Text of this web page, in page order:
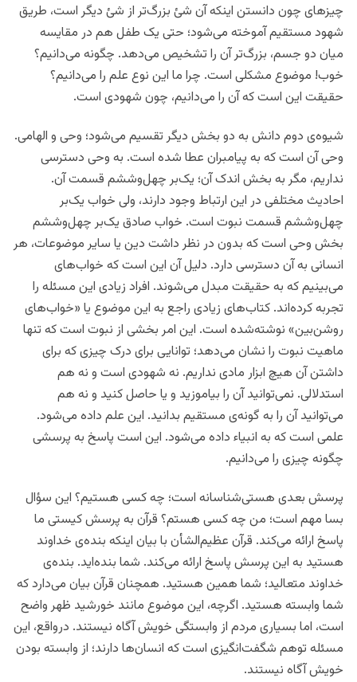
چیزهای چون دانستن اینکه آن شئ بزرگ‌تر از شئ دیگر است، طریق
شهود مستقیم آموخته می‌شود؛ حتی یک طفل هم در مقایسه
میان دو جسم، بزرگ‌تر آن را تشخیص می‌دهد. چگونه می‌دانیم؟
خوب! موضوع مشکلی است. چرا ما این نوع علم را می‌دانیم؟
حقیقت این است که آن را می‌دانیم، چون شهودی است.
شیوه‌ی دوم دانش به دو بخش دیگر تقسیم می‌شود؛ وحی و الهامی.
وحی آن است که به پیامبران عطا شده است. به وحی دسترسی
نداریم، مگر به بخش اندک آن؛ یک‌بر چهل‌وششم قسمت آن.
احادیث مختلفی در این ارتباط وجود دارند، ولی خواب یک‌بر
چهل‌وششم قسمت نبوت است. خواب صادق یک‌بر چهل‌وششم
بخش وحی است که بدون در نظر داشت دین یا سایر موضوعات، هر
انسانی به آن دسترسی دارد. دلیل آن این است که خواب‌های
می‌بینیم که به حقیقت مبدل می‌شوند. افراد زیادی این مسئله را
تجربه کرده‌اند. کتاب‌های زیادی راجع به این موضوع یا «خواب‌های
روشن‌بین» نوشته‌شده است. این امر بخشی از نبوت است که تنها
ماهیت نبوت را نشان می‌دهد؛ توانایی برای درک چیزی که برای
داشتن آن هیچ ابزار مادی نداریم. نه شهودی است و نه هم
استدلالی. نمی‌توانید آن را بیاموزید و یا حاصل کنید و نه هم
می‌توانید آن را به گونه‌ی مستقیم بدانید. این علم داده می‌شود.
علمی است که به انبیاء داده می‌شود. این است پاسخ به پرسشی
چگونه چیزی را می‌دانیم.
پرسش بعدی هستی‌شناسانه است؛ چه کسی هستیم؟ این سؤال
بسا مهم است؛ من چه کسی هستم؟ قرآن به پرسش کیستی ما
پاسخ ارائه می‌کند. قرآن عظیم‌الشأن با بیان اینکه بنده‌ی خداوند
هستید به این پرسش پاسخ ارائه می‌کند. شما بنده‌اید. بنده‌ی
خداوند متعالید؛ شما همین هستید. همچنان قرآن بیان می‌دارد که
شما وابسته هستید. اگرچه، این موضوع مانند خورشید ظهر واضح
است، اما بسیاری مردم از وابستگی خویش آگاه نیستند. درواقع، این‌
مسئله توهم شگفت‌انگیزی است که انسان‌ها دارند؛ از وابسته بودن
خویش آگاه نیستند.